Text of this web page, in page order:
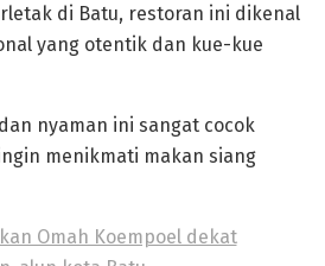
di Batu, restoran ini dikenal
yang otentik dan kue-kue
nyaman ini sangat cocok
menikmati makan siang